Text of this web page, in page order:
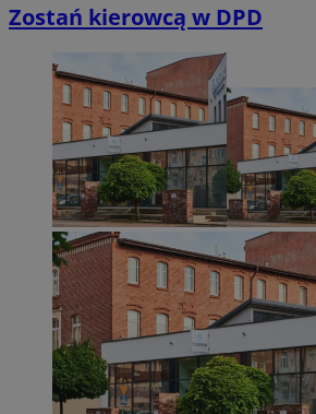
Zostań kierowcą w DPD